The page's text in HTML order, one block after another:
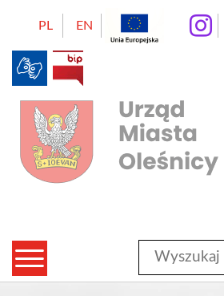
PL EN
w
serwisie